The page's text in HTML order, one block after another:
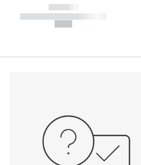
------------
----------- ----------- -----------